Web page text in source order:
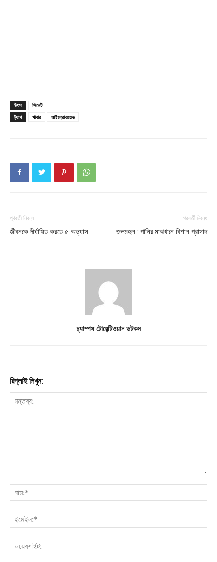
Contact us
Subscription Plans
Download PhotoCard
উৎস
সিনেট
ট্যাগ
খাবার মাইক্রোওয়েভ
পূর্ববর্তী নিবন্ধ
জীবনকে দীর্ঘায়িত করতে ৫ অভ্যাস
পরবর্তী নিবন্ধ
জলমহল : পানির মাঝখানে বিশাল প্রাসাদ
চ্যাম্পস টোয়েন্টিওয়ান ডটকম
রিপ্লাই লিখুন: